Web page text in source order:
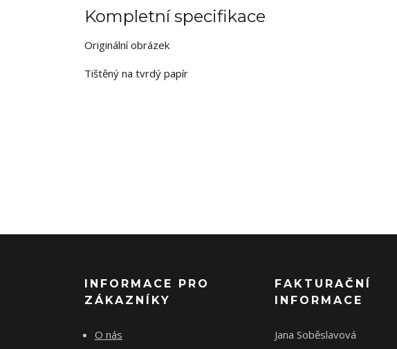
Kompletní specifikace
Originální obrázek
Tištěný na tvrdý papír
INFORMACE PRO
ZÁKAZNÍKY
O nás
FAKTURAČNÍ
INFORMACE
Jana Soběslavová